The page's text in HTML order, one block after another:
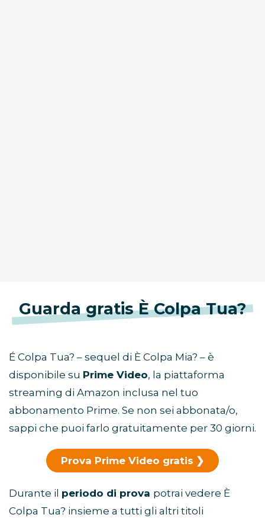
Guarda gratis È Colpa Tua?
É Colpa Tua? – sequel di È Colpa Mia? – è
disponibile su Prime Video, la piattaforma
streaming di Amazon inclusa nel tuo
abbonamento Prime. Se non sei abbonata/o,
sappi che puoi farlo gratuitamente per 30 giorni.
Prova Prime Video gratis
Durante il periodo di prova potrai vedere È
Colpa Tua? insieme a tutti gli altri titoli